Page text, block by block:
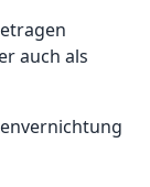
auch als